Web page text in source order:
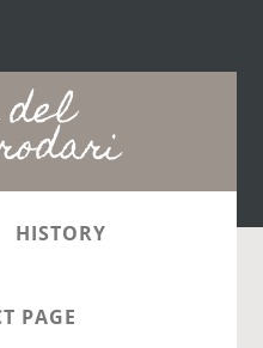
HISTORY
PAGE Filastrocca del